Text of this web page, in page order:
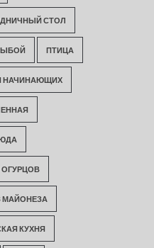
СТОЛ
ПТИЦА
НАЧИНАЮЩИХ
ОГУРЦОВ
МАЙОНЕЗА
КУХНЯ